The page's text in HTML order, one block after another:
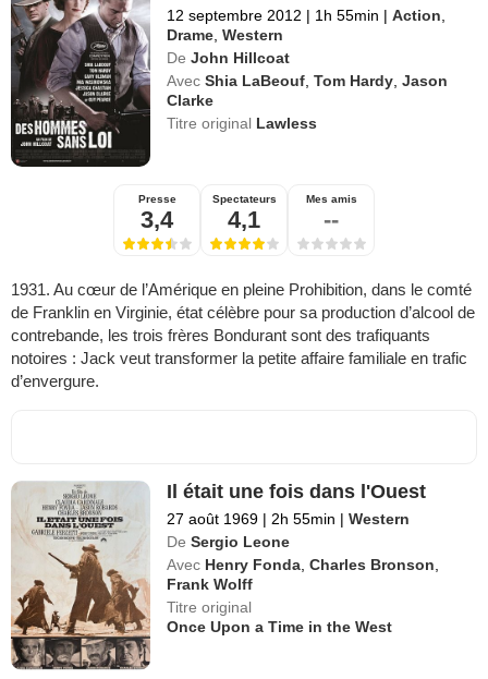
12 septembre 2012 | 1h 55min | Action
Drame ,Western
De John Hillcoat
Avec Shia LaBeouf ,Tom Hardy ,Jason
Clarke
Titre original Lawless
Presse
3,4
Spectateurs
4,1
Mes amis
--
1931. Au cœur de l’Amérique en pleine Prohibition, dans le comté
de Franklin en Virginie, état célèbre pour sa production d’alcool de
contrebande, les trois frères Bondurant sont des trafiquants
notoires : Jack veut transformer la petite affaire familiale en trafic
d’envergure.
Il était une fois dans l'Ouest
27 août 1969 | 2h 55min | Western
De Sergio Leone
Avec Henry Fonda ,Charles Bronson
Frank Wolff
Titre original
Once Upon a Time in the West